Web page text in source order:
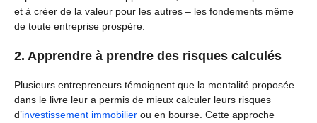
et à créer de la valeur pour les autres – les fondements même
de toute entreprise prospère.
2. Apprendre à prendre des risques calculés
Plusieurs entrepreneurs témoignent que la mentalité proposée
dans le livre leur a permis de mieux calculer leurs risques
d’investissement immobilier ou en bourse. Cette approche